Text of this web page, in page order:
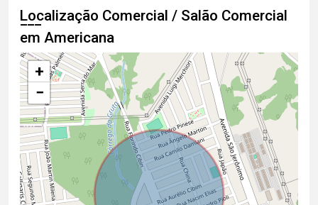
Localização Comercial / Salão Comercial
em Americana
+
−